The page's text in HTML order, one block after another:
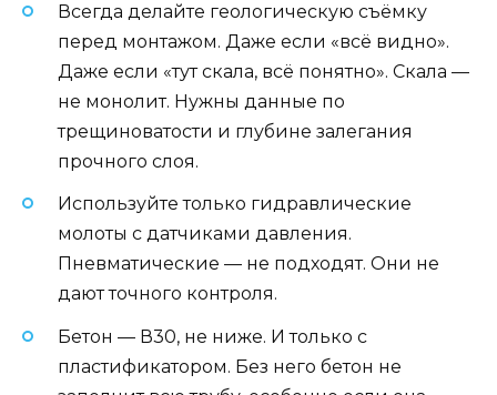
Всегда делайте геологическую съёмку
перед монтажом. Даже если «всё видно».
Даже если «тут скала, всё понятно». Скала —
не монолит. Нужны данные по
трещиноватости и глубине залегания
прочного слоя.
Используйте только гидравлические
молоты с датчиками давления.
Пневматические — не подходят. Они не
дают точного контроля.
Бетон — В30, не ниже. И только с
пластификатором. Без него бетон не